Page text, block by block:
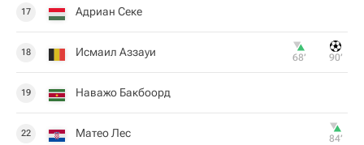
17 Адриан Секе
18 Исмаил Аззауи 68‎’‎ 90‎’‎
19 Наважо Бакбоорд
22 Матео Лес 84‎’‎